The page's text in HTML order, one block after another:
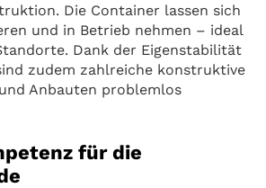
Die Container lassen sich
und in Betrieb nehmen – ideal
Dank der Eigenstabilität
zudem zahlreiche konstruktive
Anbauten problemlos
für die